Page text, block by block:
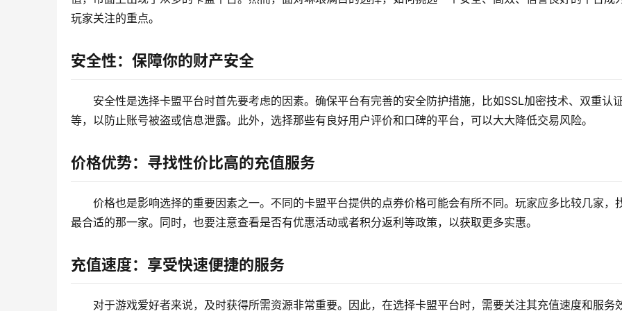
玩家关注的重点。
安全性：保障你的财产安全
安全性是选择卡盟平台时首先要考虑的因素。确保平台有完善的安全防护措施，比如SSL加密技术、双重认
等，以防止账号被盗或信息泄露。此外，选择那些有良好用户评价和口碑的平台，可以大大降低交易风险。
价格优势：寻找性价比高的充值服务
价格也是影响选择的重要因素之一。不同的卡盟平台提供的点券价格可能会有所不同。玩家应多比较几家，
最合适的那一家。同时，也要注意查看是否有优惠活动或者积分返利等政策，以获取更多实惠。
充值速度：享受快速便捷的服务
对于游戏爱好者来说，及时获得所需资源非常重要。因此，在选择卡盟平台时，需要关注其充值速度和服务